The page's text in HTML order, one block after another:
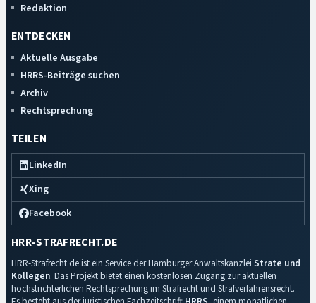
Redaktion
ENTDECKEN
Aktuelle Ausgabe
HRRS-Beiträge suchen
Archiv
Rechtsprechung
TEILEN
LinkedIn
Xing
Facebook
HRR-STRAFRECHT.DE
HRR-Strafrecht.de ist ein Service der Hamburger Anwaltskanzlei Strate und
Kollegen. Das Projekt bietet einen kostenlosen Zugang zur aktuellen
höchstrichterlichen Rechtsprechung im Strafrecht und Strafverfahrensrecht.